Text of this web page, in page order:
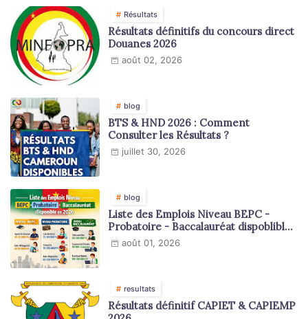
Résultats
Résultats définitifs du concours direct
Douanes 2026
août 02, 2026
blog
BTS & HND 2026 : Comment
Consulter les Résultats ?
juillet 30, 2026
blog
Liste des Emplois Niveau BEPC -
Probatoire - Baccalauréat dispoblible
en 2026
août 01, 2026
resultats
Résultats définitif CAPIET & CAPIEMP